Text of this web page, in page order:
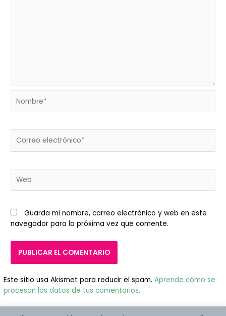
electrónico*
Guarda mi nombre, correo electrónico y web en este
navegador para la próxima vez que comente.
Este sitio usa Akismet para reducir el spam.Aprende cómo se
procesan los datos de tus comentarios.